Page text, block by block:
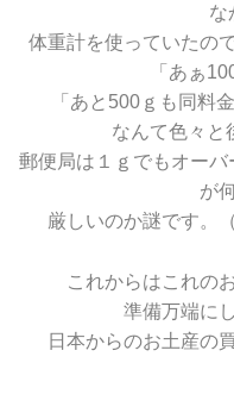
な
体重計を使っていたの
「あぁ
「あと500ｇも同料
なんて色々と
郵便局は１ｇでもオー
が
厳しいのか謎です。
これからはこれの
準備万端に
日本からのお土産の